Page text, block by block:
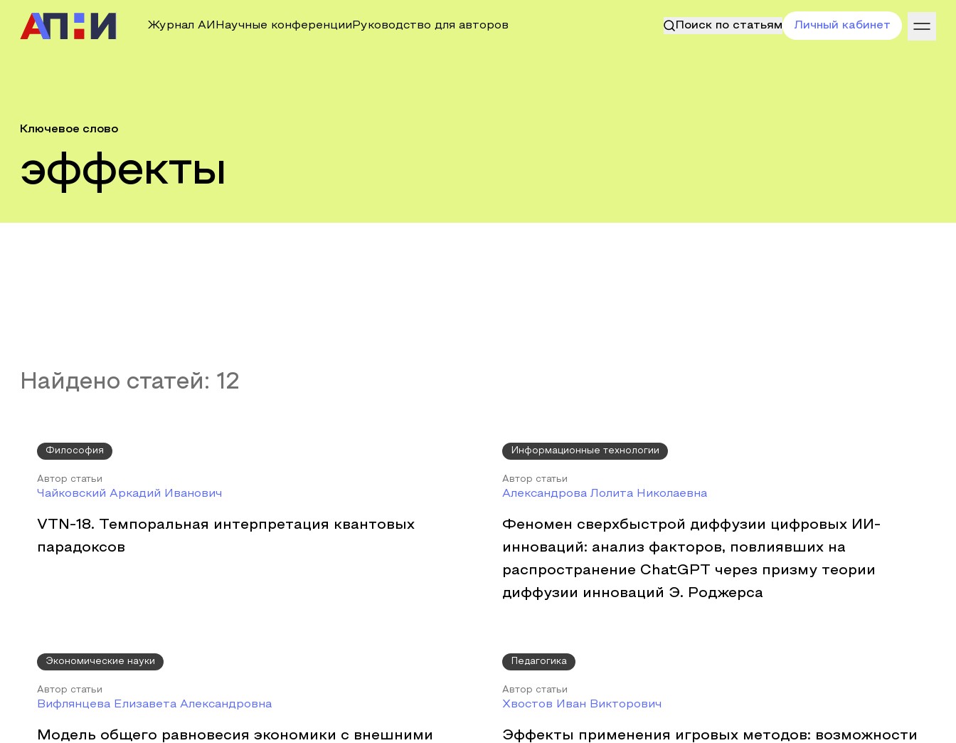
Журнал АИ Научные конференции Руководство для авторов Поиск по статьям Личный кабинет
Ключевое слово
эффекты
Найдено статей: 12
Философия
Автор статьи
Чайковский Аркадий Иванович
VTN-18. Темпоральная интерпретация квантовых
парадоксов
Информационные технологии
Автор статьи
Александрова Лолита Николаевна
Феномен сверхбыстрой диффузии цифровых ИИ-
инноваций: анализ факторов, повлиявших на
распространение ChatGPT через призму теории
диффузии инноваций Э. Роджерса
Экономические науки
Автор статьи
Вифлянцева Елизавета Александровна
Модель общего равновесия экономики с внешними
Педагогика
Автор статьи
Хвостов Иван Викторович
Эффекты применения игровых методов: возможности